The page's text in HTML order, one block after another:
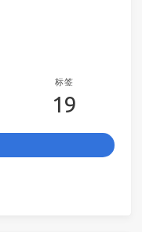
标签
19